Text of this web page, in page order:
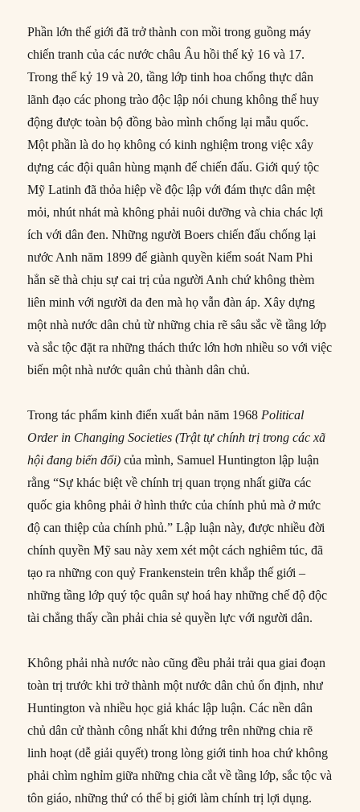
Phần lớn thế giới đã trở thành con mồi trong guồng máy
chiến tranh của các nước châu Âu hồi thế kỷ 16 và 17.
Trong thế kỷ 19 và 20, tầng lớp tinh hoa chống thực dân
lãnh đạo các phong trào độc lập nói chung không thể huy
động được toàn bộ đồng bào mình chống lại mẫu quốc.
Một phần là do họ không có kinh nghiệm trong việc xây
dựng các đội quân hùng mạnh để chiến đấu. Giới quý tộc
Mỹ Latinh đã thỏa hiệp về độc lập với đám thực dân mệt
mỏi, nhút nhát mà không phải nuôi dưỡng và chia chác lợi
ích với dân đen. Những người Boers chiến đấu chống lại
nước Anh năm 1899 để giành quyền kiểm soát Nam Phi
hẳn sẽ thà chịu sự cai trị của người Anh chứ không thèm
liên minh với người da đen mà họ vẫn đàn áp. Xây dựng
một nhà nước dân chủ từ những chia rẽ sâu sắc về tầng lớp
và sắc tộc đặt ra những thách thức lớn hơn nhiều so với việc
biến một nhà nước quân chủ thành dân chủ.
Trong tác phẩm kinh điển xuất bản năm 1968 Political
Order in Changing Societies (Trật tự chính trị trong các xã
hội đang biến đổi) của mình, Samuel Huntington lập luận
rằng “Sự khác biệt về chính trị quan trọng nhất giữa các
quốc gia không phải ở hình thức của chính phủ mà ở mức
độ can thiệp của chính phủ.” Lập luận này, được nhiều đời
chính quyền Mỹ sau này xem xét một cách nghiêm túc, đã
tạo ra những con quỷ Frankenstein trên khắp thế giới –
những tầng lớp quý tộc quân sự hoá hay những chế độ độc
tài chẳng thấy cần phải chia sẻ quyền lực với người dân.
Không phải nhà nước nào cũng đều phải trải qua giai đoạn
toàn trị trước khi trở thành một nước dân chủ ổn định, như
Huntington và nhiều học giả khác lập luận. Các nền dân
chủ dân cử thành công nhất khi đứng trên những chia rẽ
linh hoạt (dễ giải quyết) trong lòng giới tinh hoa chứ không
phải chìm nghỉm giữa những chia cắt về tầng lớp, sắc tộc và
tôn giáo, những thứ có thể bị giới làm chính trị lợi dụng.